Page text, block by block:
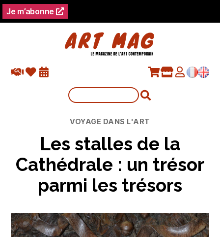
Je m’abonne
Catégories
VOYAGE DANS L'ART
Les stalles de la
Cathédrale : un trésor
parmi les trésors